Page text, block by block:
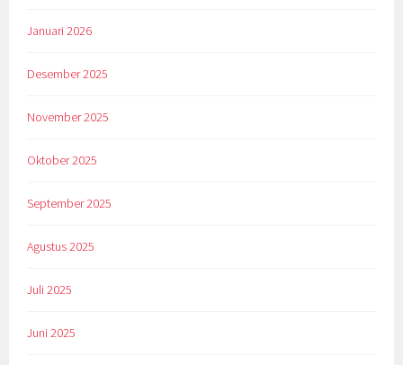
Januari 2026
Desember 2025
November 2025
Oktober 2025
September 2025
Agustus 2025
Juli 2025
Juni 2025